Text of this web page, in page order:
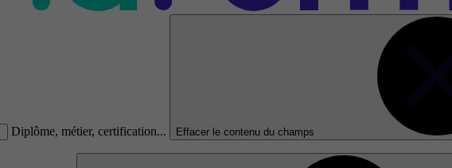
Diplôme, métier, certification... Effacer le contenu du champs